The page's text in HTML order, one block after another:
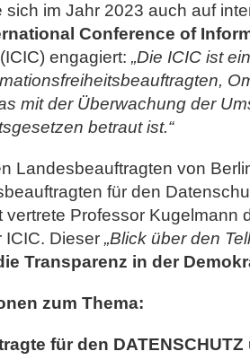
sich im Jahr 2023 auch auf
Conference of
(ICIC) engagiert: „Die ICIC ist
mit der Überwachung der
betraut ist.“
Landesbeauftragten von
für den
vertrete Professor Kugelmann
ICIC. Dieser „Blick über den
Transparenz in der
zum Thema:
für den DATENSCHUTZ